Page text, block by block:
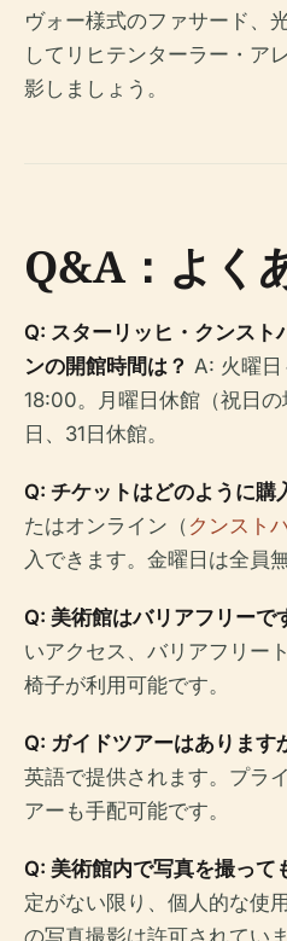
ヴォー様式のファサード、
してリヒテンターラー・ア
影しましょう。
Q&A：よく
Q: スターリッヒ・クンスト
ンの開館時間は？ A: 火曜
18:00。月曜日休館（祝日
日、31日休館。
Q: チケットはどのように購
たはオンライン（ クンスト
入できます。金曜日は全員
Q: 美術館はバリアフリーで
いアクセス、バリアフリー
椅子が利用可能です。
Q: ガイドツアーはあります
英語で提供されます。プラ
アーも手配可能です。
Q: 美術館内で写真を撮って
定がない限り、個人的な使
の写真撮影は許可されていま